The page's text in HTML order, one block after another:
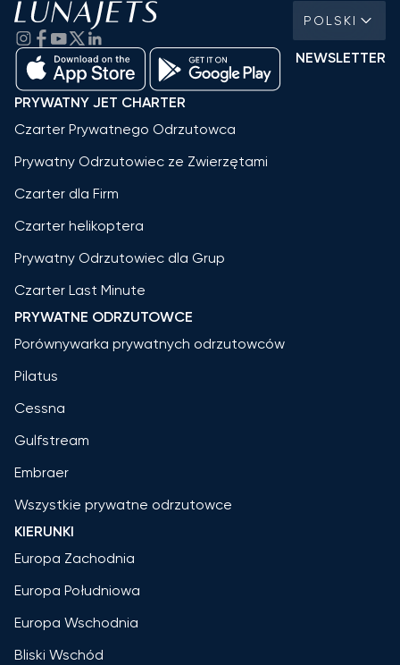
POLSKI
NEWSLETTER
PRYWATNY JET CHARTER
Czarter Prywatnego Odrzutowca
Prywatny Odrzutowiec ze Zwierzętami
Czarter dla Firm
Czarter helikoptera
Prywatny Odrzutowiec dla Grup
Czarter Last Minute
PRYWATNE ODRZUTOWCE
Porównywarka prywatnych odrzutowców
Pilatus
Cessna
Gulfstream
Embraer
Wszystkie prywatne odrzutowce
KIERUNKI
Europa Zachodnia
Europa Południowa
Europa Wschodnia
Bliski Wschód